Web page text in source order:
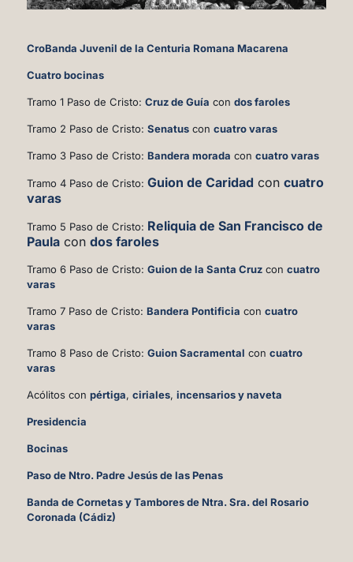
CroBanda Juvenil de la Centuria Romana Macarena
Cuatro bocinas
Tramo 1 Paso de Cristo:Cruz de Guía condosfaroles
Tramo 2 Paso de Cristo:Senatus concuatro varas
Tramo 3 Paso de Cristo:Bandera morada concuatro varas
Tramo 4 Paso de Cristo:Guion de Caridad concuatro
varas
Tramo 5 Paso de Cristo: Reliquia de San Francisco de
Paula condos faroles
Tramo 6 Paso de Cristo:Guion de la Santa Cruz concuatro
varas
Tramo 7 Paso de Cristo:Bandera Pontificia concuatro
varas
Tramo 8 Paso de Cristo:Guion Sacramental concuatro
varas
Acólitos conpértiga,ciriales,incensarios y naveta
Presidencia
Bocinas
Paso de Ntro. Padre Jesús de las Penas
Banda de Cornetas y Tambores de Ntra. Sra. del Rosario
Coronada (Cádiz)